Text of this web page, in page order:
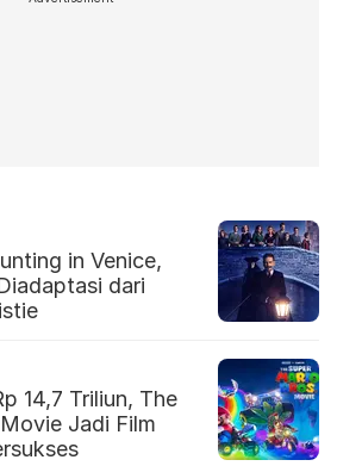
in Venice,
dari
14,7 Triliun, The
Jadi Film